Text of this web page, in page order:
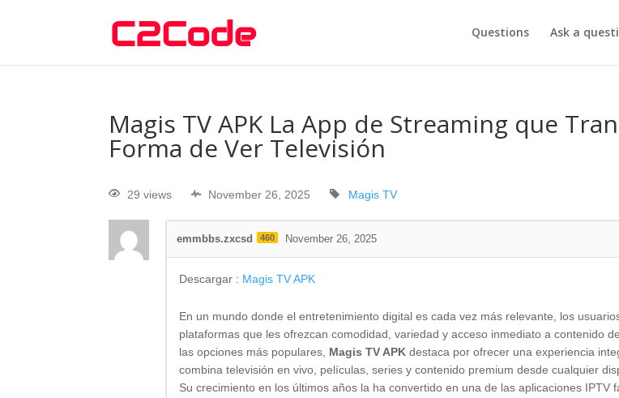
Questions Ask a
Magis TV APK La App de Streaming que
Forma de Ver Televisión
29 views November 26, 2025 Magis TV
emmbbs.zxcsd 460 November 26, 2025
Descargar : Magis TV APK
En un mundo donde el entretenimiento digital es cada vez más relevante, los
plataformas que les ofrezcan comodidad, variedad y acceso inmediato a contenido
las opciones más populares, Magis TV APK destaca por ofrecer una experiencia
combina televisión en vivo, películas, series y contenido premium desde cualquier
Su crecimiento en los últimos años la ha convertido en una de las aplicaciones IPTV